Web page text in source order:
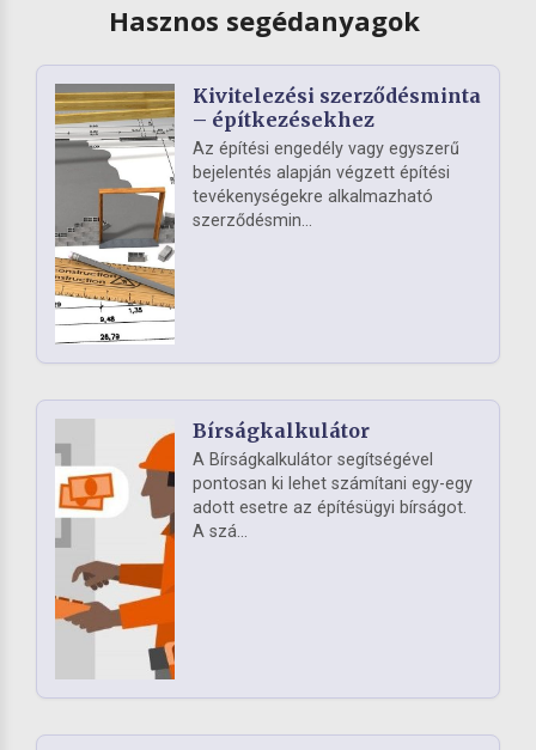
Hasznos segédanyagok
Kivitelezési szerződésminta
– építkezésekhez
Az építési engedély vagy egyszerű
bejelentés alapján végzett építési
tevékenységekre alkalmazható
szerződésmin...
Bírságkalkulátor
A Bírságkalkulátor segítségével
pontosan ki lehet számítani egy-egy
adott esetre az építésügyi bírságot.
A szá...